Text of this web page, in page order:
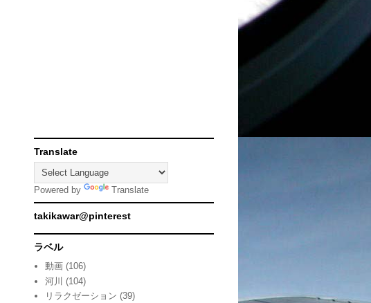
Translate
Powered by Translate
takikawar@pinterest
ラベル
動画 (106)
河川
(104)
リラクゼーション (39)